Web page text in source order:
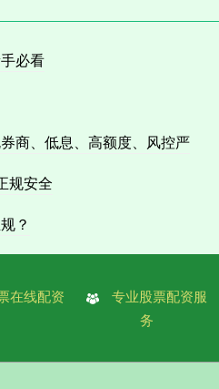
必看
商、低息、高额度、风控严
规安全
？
在线配资
专业股票配资服
务